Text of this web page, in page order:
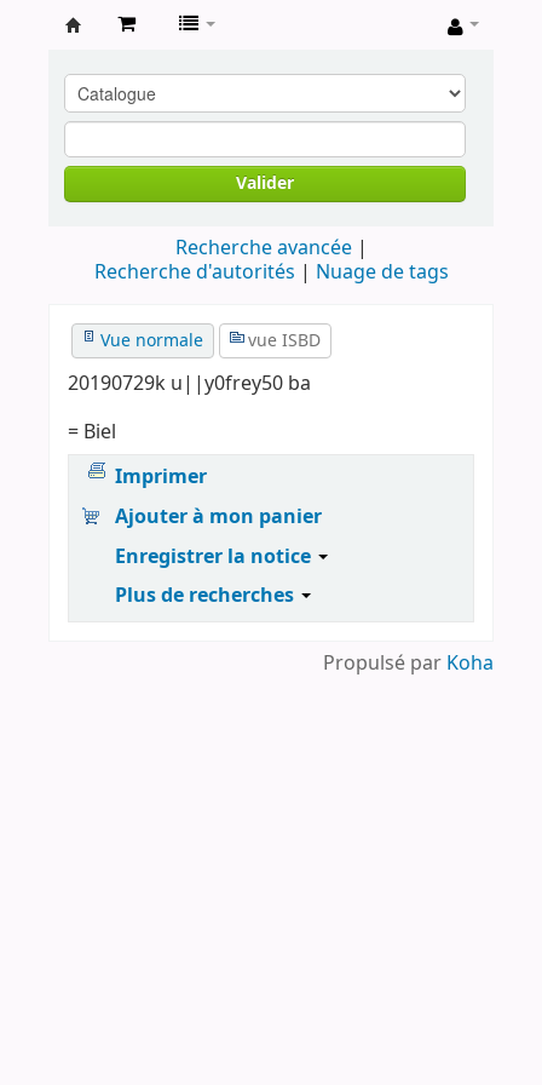
contestataires
Valider
Recherche avancée
Recherche d'autorités
Nuage de tags
Vue normale vue ISBD
20190729k u||y0frey50 ba
= Biel
Imprimer
Ajouter à mon panier
Enregistrer la notice
Plus de recherches
Propulsé par Koha